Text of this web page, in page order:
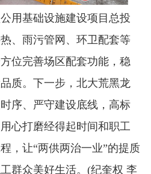
用基础设施建设项目总投
、雨污管网、环卫配套等
位完善场区配套功能，稳
质。下一步，北大荒黑龙
序、严守建设底线，高标
心打磨经得起时间和职工
，让“两供两治一业”的提质
群众美好生活。(纪奎权 李